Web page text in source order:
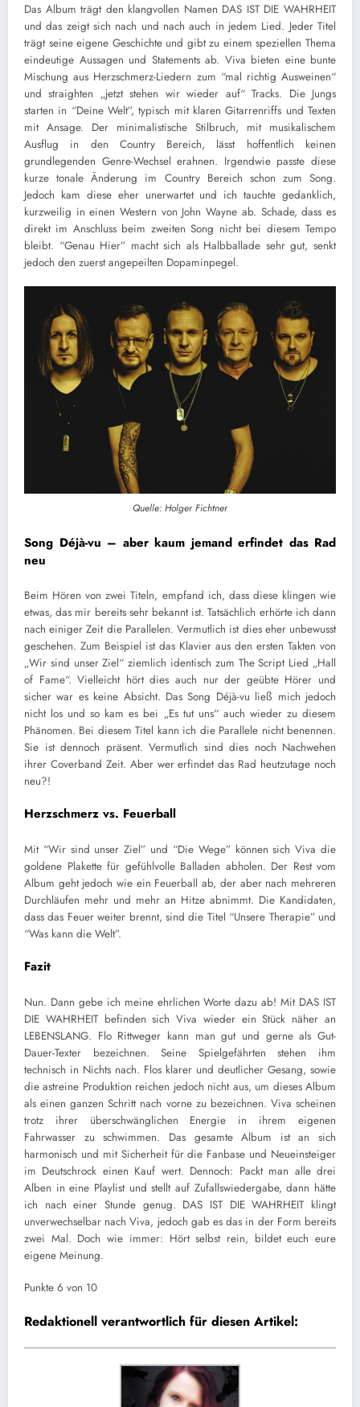
Das Album trägt den klangvollen Namen DAS IST DIE WAHRHEIT
und das zeigt sich nach und nach auch in jedem Lied. Jeder Titel
trägt seine eigene Geschichte und gibt zu einem speziellen Thema
eindeutige Aussagen und Statements ab. Viva bieten eine bunte
Mischung aus Herzschmerz-Liedern zum “mal richtig Ausweinen“
und straighten „jetzt stehen wir wieder auf“ Tracks. Die Jungs
starten in “Deine Welt”, typisch mit klaren Gitarrenriffs und Texten
mit Ansage. Der minimalistische Stilbruch, mit musikalischem
Ausflug in den Country Bereich, lässt hoffentlich keinen
grundlegenden Genre-Wechsel erahnen. Irgendwie passte diese
kurze tonale Änderung im Country Bereich schon zum Song.
Jedoch kam diese eher unerwartet und ich tauchte gedanklich,
kurzweilig in einen Western von John Wayne ab. Schade, dass es
direkt im Anschluss beim zweiten Song nicht bei diesem Tempo
bleibt. “Genau Hier” macht sich als Halbballade sehr gut, senkt
jedoch den zuerst angepeilten Dopaminpegel.
Quelle: Holger Fichtner
Song Déjà-vu – aber kaum jemand erfindet das Rad
neu
Beim Hören von zwei Titeln, empfand ich, dass diese klingen wie
etwas, das mir bereits sehr bekannt ist. Tatsächlich erhörte ich dann
nach einiger Zeit die Parallelen. Vermutlich ist dies eher unbewusst
geschehen. Zum Beispiel ist das Klavier aus den ersten Takten von
„Wir sind unser Ziel“ ziemlich identisch zum The Script Lied „Hall
of Fame“. Vielleicht hört dies auch nur der geübte Hörer und
sicher war es keine Absicht. Das Song Déjà-vu ließ mich jedoch
nicht los und so kam es bei „Es tut uns“ auch wieder zu diesem
Phänomen. Bei diesem Titel kann ich die Parallele nicht benennen.
Sie ist dennoch präsent. Vermutlich sind dies noch Nachwehen
ihrer Coverband Zeit. Aber wer erfindet das Rad heutzutage noch
neu?!
Herzschmerz vs. Feuerball
Mit “Wir sind unser Ziel” und “Die Wege” können sich Viva die
goldene Plakette für gefühlvolle Balladen abholen. Der Rest vom
Album geht jedoch wie ein Feuerball ab, der aber nach mehreren
Durchläufen mehr und mehr an Hitze abnimmt. Die Kandidaten,
dass das Feuer weiter brennt, sind die Titel “Unsere Therapie” und
“Was kann die Welt”.
Fazit
Nun. Dann gebe ich meine ehrlichen Worte dazu ab! Mit DAS IST
DIE WAHRHEIT befinden sich Viva wieder ein Stück näher an
LEBENSLANG. Flo Rittweger kann man gut und gerne als Gut-
Dauer-Texter bezeichnen. Seine Spielgefährten stehen ihm
technisch in Nichts nach. Flos klarer und deutlicher Gesang, sowie
die astreine Produktion reichen jedoch nicht aus, um dieses Album
als einen ganzen Schritt nach vorne zu bezeichnen. Viva scheinen
trotz ihrer überschwänglichen Energie in ihrem eigenen
Fahrwasser zu schwimmen. Das gesamte Album ist an sich
harmonisch und mit Sicherheit für die Fanbase und Neueinsteiger
im Deutschrock einen Kauf wert. Dennoch: Packt man alle drei
Alben in eine Playlist und stellt auf Zufallswiedergabe, dann hätte
ich nach einer Stunde genug. DAS IST DIE WAHRHEIT klingt
unverwechselbar nach Viva, jedoch gab es das in der Form bereits
zwei Mal. Doch wie immer: Hört selbst rein, bildet euch eure
eigene Meinung.
Punkte 6 von 10
Redaktionell verantwortlich für diesen Artikel: